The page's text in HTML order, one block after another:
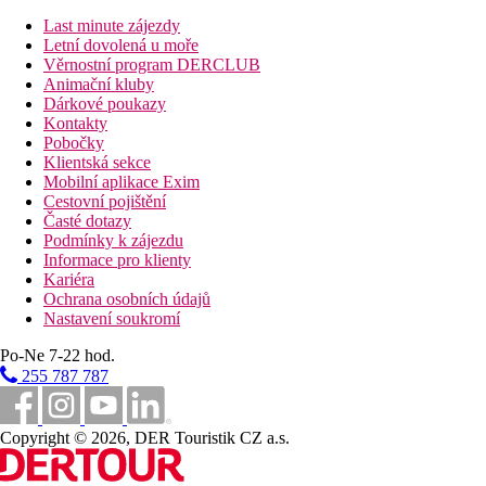
Fotogalerie
Last minute zájezdy
Letní dovolená u moře
Věrnostní program DERCLUB
Animační kluby
Dárkové poukazy
Kontakty
Pobočky
Klientská sekce
Mobilní aplikace Exim
Cestovní pojištění
Časté dotazy
Podmínky k zájezdu
Informace pro klienty
Kariéra
Ochrana osobních údajů
Nastavení soukromí
Po-Ne 7-22 hod.
255 787 787
Copyright © 2026, DER Touristik CZ a.s.